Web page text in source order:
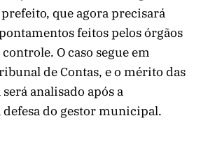
que agora precisará
feitos pelos órgãos
O caso segue em
de Contas, e o mérito das
analisado após a
defesa do gestor municipal.